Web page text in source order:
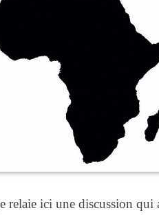
relaie ici une discussion